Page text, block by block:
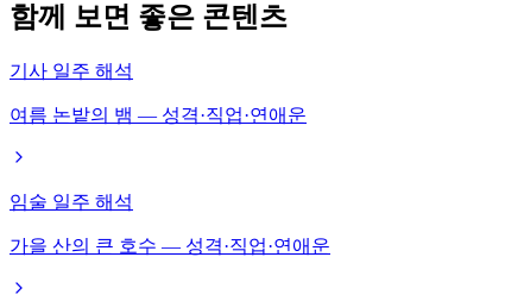
함께 보면 좋은 콘텐츠
기사 일주 해석
여름 논밭의 뱀 — 성격·직업·연애운
임술 일주 해석
가을 산의 큰 호수 — 성격·직업·연애운